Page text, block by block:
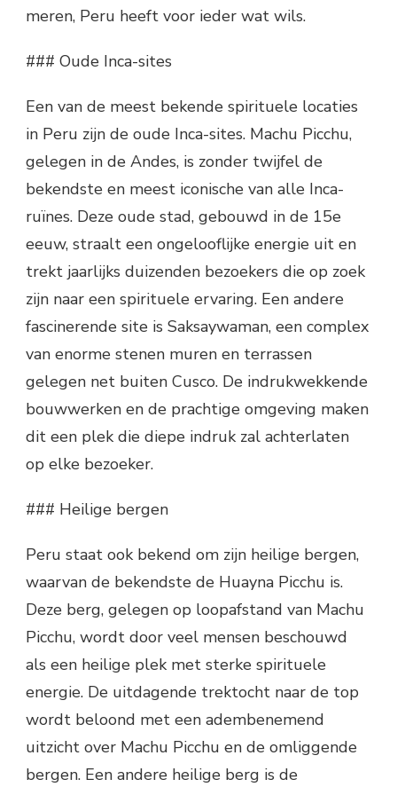
meren, Peru heeft voor ieder wat wils.
### Oude Inca-sites
Een van de meest bekende spirituele locaties
in Peru zijn de oude Inca-sites. Machu Picchu,
gelegen in de Andes, is zonder twijfel de
bekendste en meest iconische van alle Inca-
ruïnes. Deze oude stad, gebouwd in de 15e
eeuw, straalt een ongelooflijke energie uit en
trekt jaarlijks duizenden bezoekers die op zoek
zijn naar een spirituele ervaring. Een andere
fascinerende site is Saksaywaman, een complex
van enorme stenen muren en terrassen
gelegen net buiten Cusco. De indrukwekkende
bouwwerken en de prachtige omgeving maken
dit een plek die diepe indruk zal achterlaten
op elke bezoeker.
### Heilige bergen
Peru staat ook bekend om zijn heilige bergen,
waarvan de bekendste de Huayna Picchu is.
Deze berg, gelegen op loopafstand van Machu
Picchu, wordt door veel mensen beschouwd
als een heilige plek met sterke spirituele
energie. De uitdagende trektocht naar de top
wordt beloond met een adembenemend
uitzicht over Machu Picchu en de omliggende
bergen. Een andere heilige berg is de